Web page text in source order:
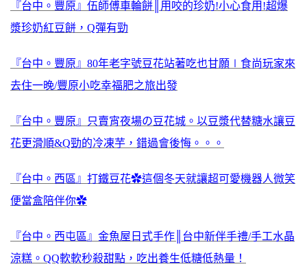
『台中。豐原』伍師傅車輪餅║用咬的珍奶!小心食用!超爆
漿珍奶紅豆餅，Q彈有勁
『台中。豐原』80年老字號豆花站著吃也甘願∣食尚玩家來
去住一晚/豐原小吃幸福肥之旅出發
『台中。豐原』只賣宵夜場の豆花城。以豆漿代替糖水讓豆
花更滑順&Q勁的冷凍芋，錯過會後悔。。。
『台中。西區』打鐵豆花✿這個冬天就讓超可愛機器人微笑
便當盒陪伴你✿
『台中。西屯區』金魚屋日式手作║台中新伴手禮/手工水晶
涼糕。QQ軟軟秒殺甜點，吃出養生低糖低熱量！